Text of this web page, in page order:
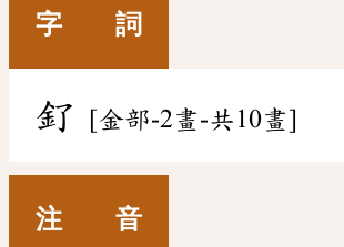
字 詞
釕 [金部-2畫-共10畫]
注 音